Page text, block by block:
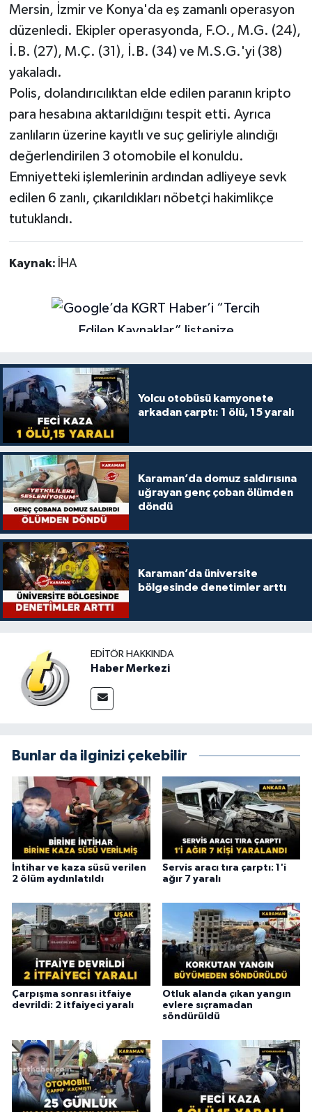
Mersin, İzmir ve Konya'da eş zamanlı operasyon
düzenledi. Ekipler operasyonda, F.O., M.G. (24),
İ.B. (27), M.Ç. (31), İ.B. (34) ve M.S.G.'yi (38)
yakaladı.
Polis, dolandırıcılıktan elde edilen paranın kripto
para hesabına aktarıldığını tespit etti. Ayrıca
zanlıların üzerine kayıtlı ve suç geliriyle alındığı
değerlendirilen 3 otomobile el konuldu.
Emniyetteki işlemlerinin ardından adliyeye sevk
edilen 6 zanlı, çıkarıldıkları nöbetçi hakimlikçe
tutuklandı.
Kaynak: İHA
Yolcu otobüsü kamyonete
arkadan çarptı: 1 ölü, 15 yaralı
Karaman’da domuz saldırısına
uğrayan genç çoban ölümden
döndü
Karaman’da üniversite
bölgesinde denetimler arttı
EDITÖR HAKKINDA
Haber Merkezi
Bunlar da ilginizi çekebilir
İntihar ve kaza süsü verilen
2 ölüm aydınlatıldı
Servis aracı tıra çarptı: 1'i
ağır 7 yaralı
Çarpışma sonrası itfaiye
devrildi: 2 itfaiyeci yaralı
Otluk alanda çıkan yangın
evlere sıçramadan
söndürüldü